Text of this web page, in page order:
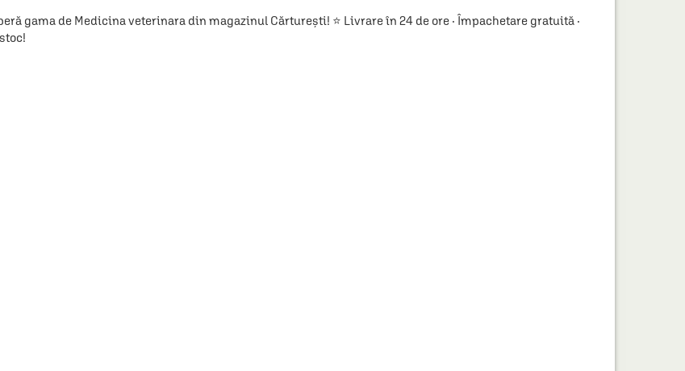
gama de Medicina veterinara din magazinul Cărturești! ⭐ Livrare în 24 de ore · Împachetare gratuită ·